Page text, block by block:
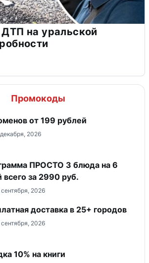
на уральской
Промокоды
от 199 рублей
2026
ПРОСТО 3 блюда на 6
всего за 2990 руб.
2026
доставка в 25+ городов
2026
10% на книги